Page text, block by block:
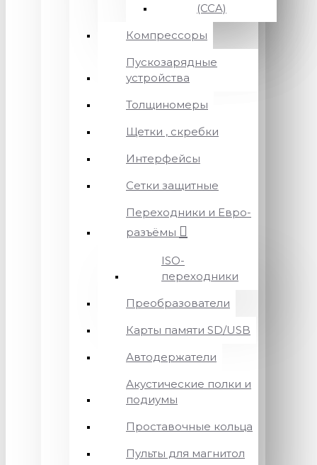
(CCA)
Компрессоры
Пускозарядные
устройства
Толщиномеры
Щетки , скребки
Интерфейсы
Сетки защитные
Переходники и Евро-
разъёмы
ISO-
переходники
Преобразователи
Карты памяти SD/USB
Автодержатели
Акустические полки и
подиумы
Проставочные кольца
Пульты для магнитол